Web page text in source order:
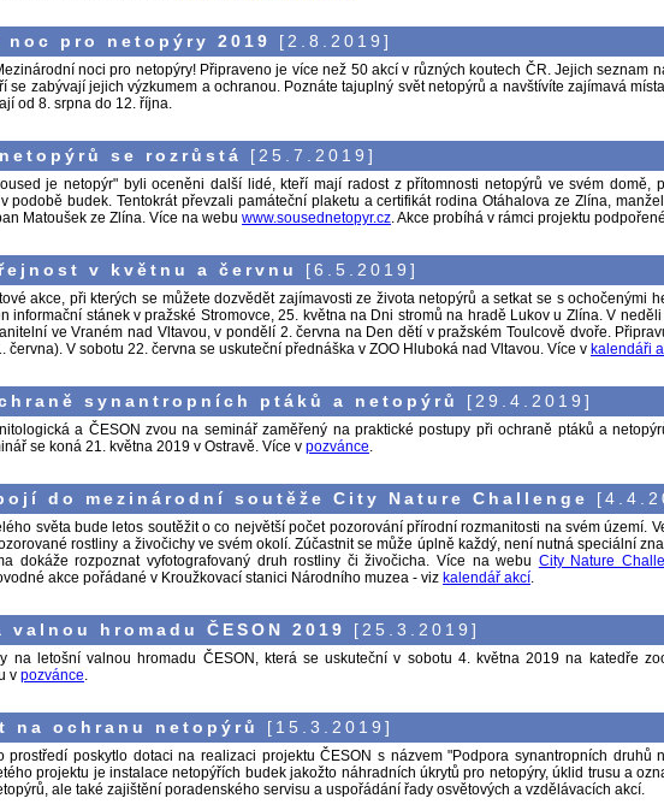
noc pro netopýry 2019 [2.8.2019]
noci pro netopýry! Připraveno je více než 50 akcí v různých koutech ČR. Jejich seznam
se zabývají jejich výzkumem a ochranou. Poznáte tajuplný svět netopýrů a navštívíte zajímavá
od 8. srpna do 12. října.
se rozrůstá [25.7.2019]
je netopýr" byli oceněni další lidé, kteří mají radost z přítomnosti netopýrů ve svém domě,
podobě budek. Tentokrát převzali památeční plaketu a certifikát rodina Otáhalova ze Zlína,
Matoušek ze Zlína. Více na webu www.sousednetopyr.cz. Akce probíhá v rámci projektu
v květnu a červnu [6.5.2019]
akce, při kterých se můžete dozvědět zajímavosti ze života netopýrů a setkat se s ochočenými
informační stánek v pražské Stromovce, 25. května na Dni stromů na hradě Lukov u Zlína. V
ve Vraném nad Vltavou, v pondělí 2. června na Den dětí v pražském Toulcově dvoře.
června). V sobotu 22. června se uskuteční přednáška v ZOO Hluboká nad Vltavou. Více v kalendáři
synantropních ptáků a netopýrů [29.4.2019]
a ČESON zvou na seminář zaměřený na praktické postupy při ochraně ptáků a
se koná 21. května 2019 v Ostravě. Více v pozvánce.
do mezinárodní soutěže City Nature Challenge
světa bude letos soutěžit o co největší počet pozorování přírodní rozmanitosti na svém území.
rostliny a živočichy ve svém okolí. Zúčastnit se může úplně každý, není nutná speciální
dokáže rozpoznat vyfotografovaný druh rostliny či živočicha. Více na webu City Nature
akce pořádané v Kroužkovací stanici Národního muzea - viz kalendář akcí.
valnou hromadu ČESON 2019 [25.3.2019]
na letošní valnou hromadu ČESON, která se uskuteční v sobotu 4. května 2019 na katedře
v pozvánce.
na ochranu netopýrů [15.3.2019]
prostředí poskytlo dotaci na realizaci projektu ČESON s názvem "Podpora synantropních druhů
projektu je instalace netopýřích budek jakožto náhradních úkrytů pro netopýry, úklid trusu a
ale také zajištění poradenského servisu a uspořádání řady osvětových a vzdělávacích akcí.